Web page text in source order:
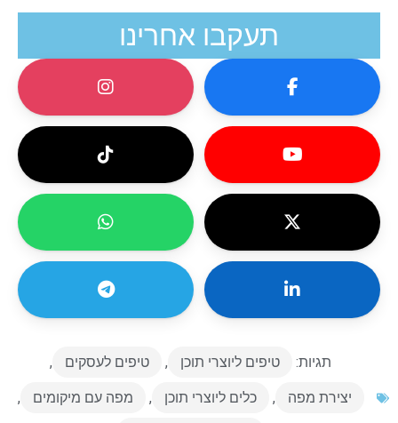
תעקבו אחרינו​​
תגיות: טיפים ליוצרי תוכן , טיפים לעסקים ,
יצירת מפה , כלים ליוצרי תוכן , מפה עם מיקומים ,